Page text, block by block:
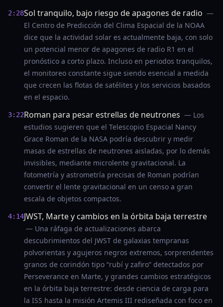
2:28Sol tranquilo, bajo riesgo de apagones de radio —
El Centro de Predicción del Clima Espacial de la NOAA
dice que la actividad solar es actualmente baja, con solo
un potencial menor de apagones de radio R1 en el
pronóstico a corto plazo. Incluso en periodos tranquilos,
el monitoreo constante sigue siendo esencial a medida
que crecen las flotas de satélites y los servicios basados
en el espacio.
3:22Roman para pesar estrellas de neutrones — Los
estudios sugieren que el Telescopio Espacial Nancy
Grace Roman de la NASA podría descubrir y medir
masas de estrellas de neutrones aisladas, por lo demás
invisibles, mediante microlente gravitacional. La
fotometría y astrometría precisas de Roman podrían
convertir el lente gravitacional en un censo a gran
escala de objetos compactos.
4:14JWST, Marte y cambios en la órbita baja terrestre
— Una ráfaga de actualizaciones abarca
descubrimientos del JWST de galaxias tempranas
polvorientas y agujeros negros extremos, sorprendentes
granos de corindón tipo “rubí y zafiro” detectados por
Perseverance en Marte, y grandes cambios estratégicos
en la órbita baja terrestre: desde ciencia de carga para
la ISS hasta la misión Artemis III rediseñada con foco en